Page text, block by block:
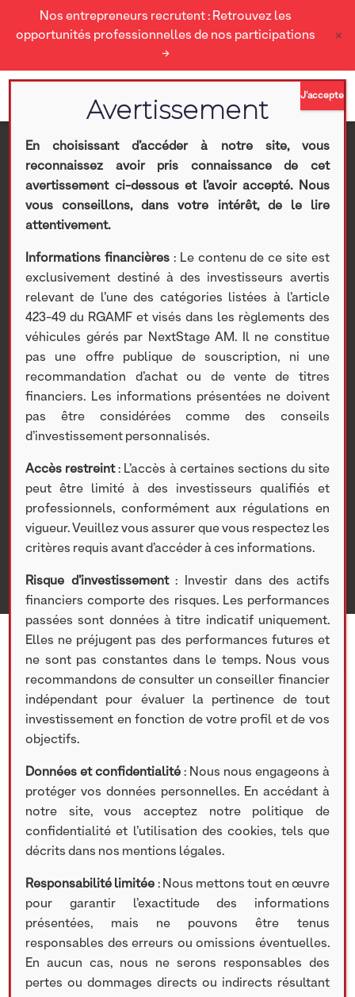
Nos entrepreneurs recrutent : Retrouvez les
opportunités professionnelles de nos participations
→
×
NextStage AM confirme
son soutien au
développement
d’Acorus aux côtés de
Philippe Benquet à
l’occasion du rachat de
Peintisol
Nextstage AM>Actualités Nextstage AM>Publications
Actus> NextStage AM confirme son soutien au
développement d’Acorus aux côtés de Philippe Benquet à
l’occasion du rachat de Peintisol
20 JUILLET 2015
reprendre la société Acorus (ex Dallavalle) crée en 1996, spécialisée
dans la rénovation de logements pour le compte des bailleurs sociaux.
Sous l’impulsion de Philippe Benquet, le groupe s’est rapidement diversifié
vers d’autres marchés tels l’hôtellerie, la santé ou les collectivités auprès
de clients comme le groupe Accor, DomusVi, la BnF, etc. Historiquement
province via l’ouverture d’agences à Bordeaux, Lyon et Nantes.
Cinq ans plus tard, le groupe a vu son chiffre d’affaires multiplié par près
de trois et ses effectifs ont crû de plus de 300 personnes (total aujourd’hui
de 464 collaborateurs). A l’occasion du rachat de Peintisol, première
acquisition du groupe, MI3 rejoint NextStage et Philippe Benquet avec une
En choisissant d’accéder à notre site, vous
reconnaissez avoir pris connaissance de cet
avertissement ci-dessous et l’avoir accepté. Nous
vous conseillons, dans votre intérêt, de le lire
attentivement.
Informations financières : Le contenu de ce site est
exclusivement destiné à des investisseurs avertis
relevant de l’une des catégories listées à l’article
423-49 du RGAMF et visés dans les règlements des
véhicules gérés par NextStage AM. Il ne constitue
pas une offre publique de souscription, ni une
recommandation d’achat ou de vente de titres
financiers. Les informations présentées ne doivent
pas être considérées comme des conseils
d’investissement personnalisés.
Accès restreint: L’accès à certaines sections du site
peut être limité à des investisseurs qualifiés et
professionnels, conformément aux régulations en
vigueur. Veuillez vous assurer que vous respectez les
critères requis avant d’accéder à ces informations.
Risque d’investissement: Investir dans des actifs
financiers comporte des risques. Les performances
passées sont données à titre indicatif uniquement.
Elles ne préjugent pas des performances futures et
ne sont pas constantes dans le temps. Nous vous
recommandons de consulter un conseiller financier
indépendant pour évaluer la pertinence de tout
investissement en fonction de votre profil et de vos
objectifs.
Données et confidentialité : Nous nous engageons à
protéger vos données personnelles. En accédant à
notre site, vous acceptez notre politique de
confidentialité et l’utilisation des cookies, tels que
décrits dans nos mentions légales.
Responsabilité limitée : Nous mettons tout en œuvre
pour garantir l’exactitude des informations
présentées, mais ne pouvons être tenus
responsables des erreurs ou omissions éventuelles.
En aucun cas, nous ne serons responsables des
pertes ou dommages directs ou indirects résultant